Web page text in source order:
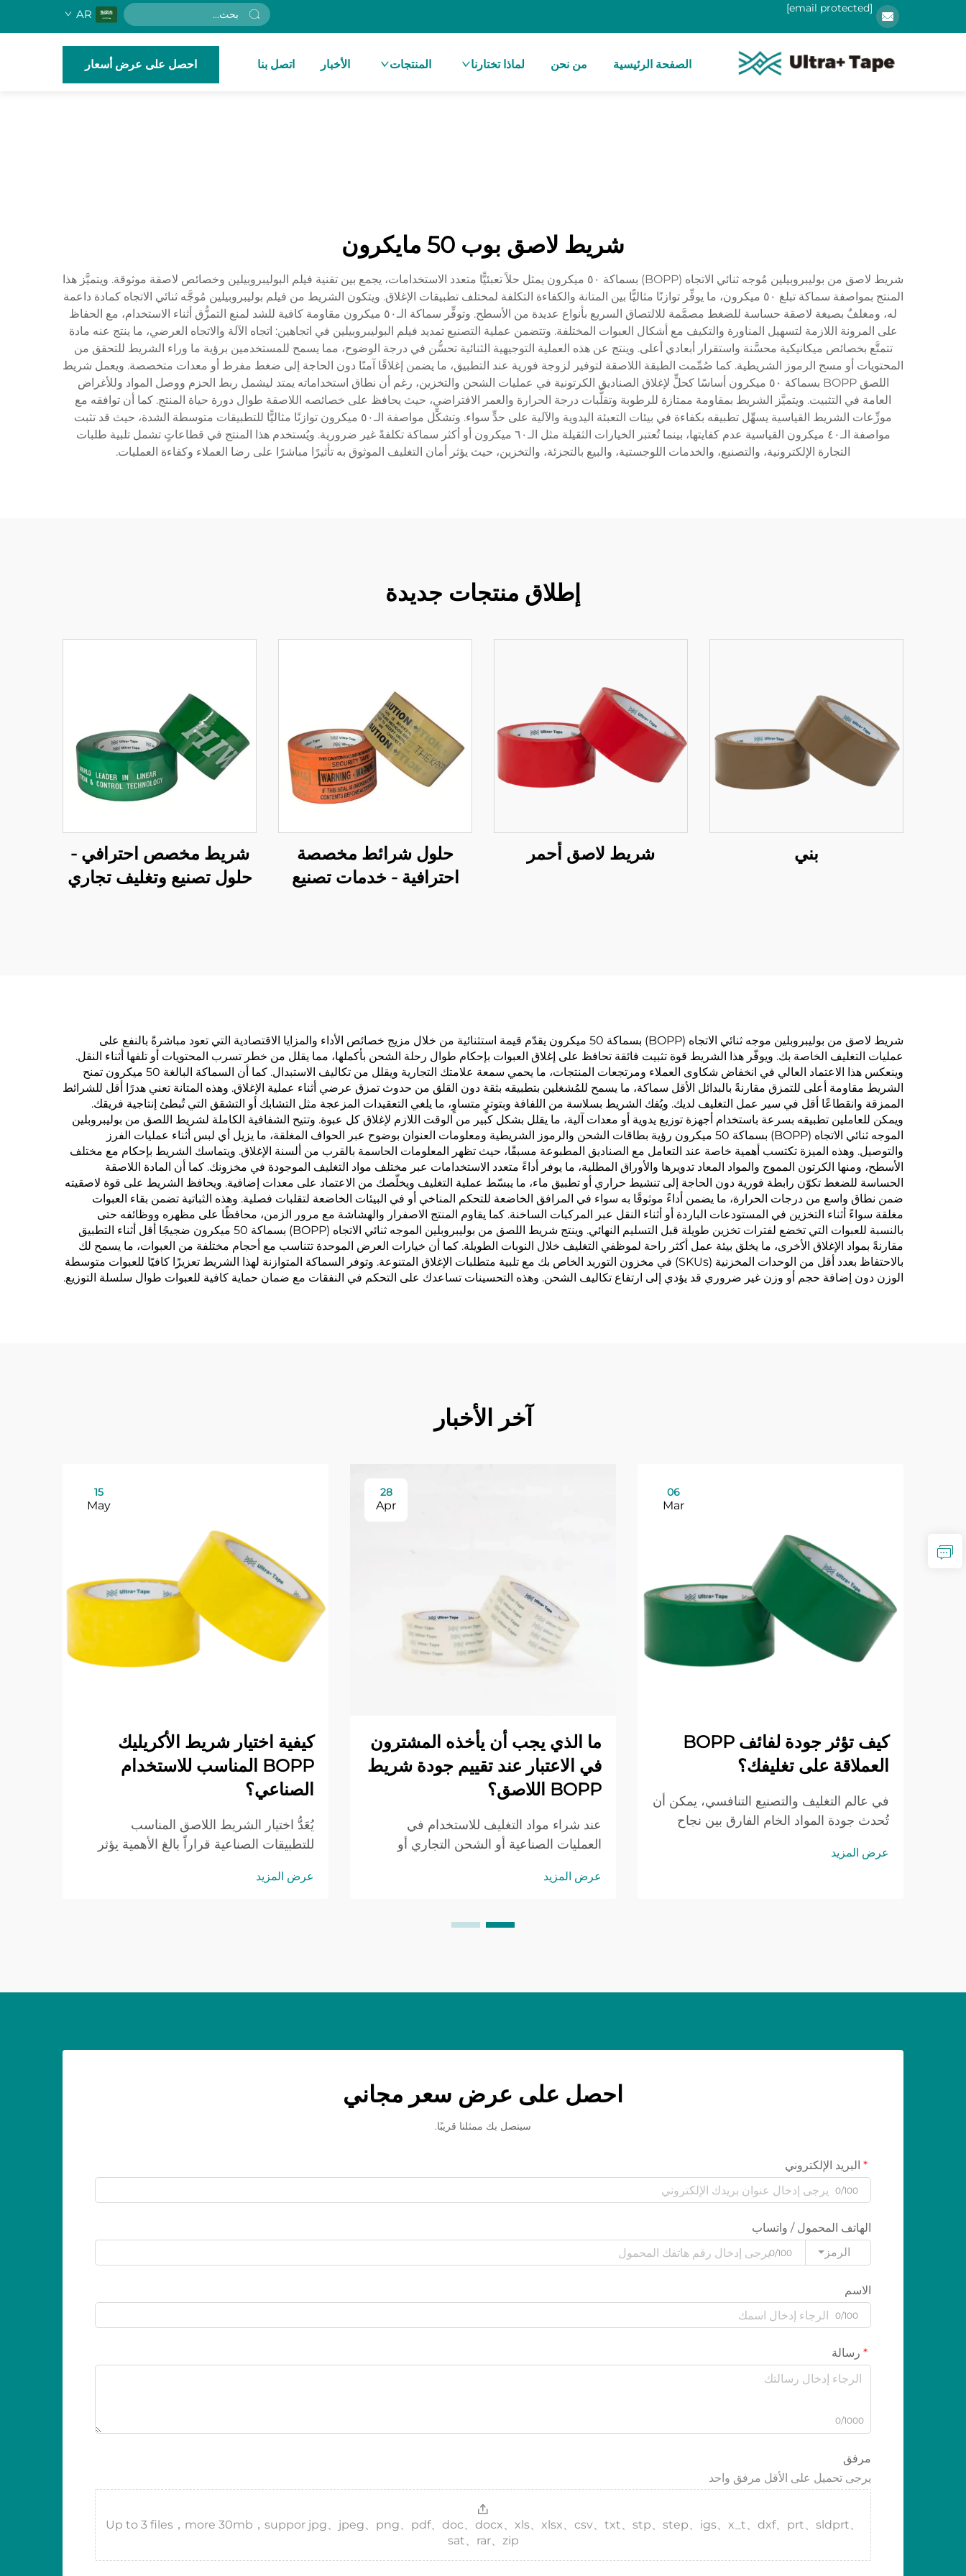
[email protected]
AR
الصفحة الرئيسية من نحن لماذا تختارنا المنتجات الأخبار اتصل بنا احصل على عرض أسعار
شريط لاصق بوب 50 مايكرون
شريط لاصق من بوليبروبيلين مُوجه ثنائي الاتجاه (BOPP) بسماكة ٥٠ ميكرون يمثل حلاً تعبئيًّا متعدد الاستخدامات، يجمع بين تقنية فيلم البوليبروبيلين وخصائص لاصقة موثوقة. ويتميَّز هذا
المنتج بمواصفة سماكة تبلغ ٥٠ ميكرون، ما يوفِّر توازنًا مثاليًّا بين المتانة والكفاءة التكلفة لمختلف تطبيقات الإغلاق. ويتكون الشريط من فيلم بوليبروبيلين مُوجَّه ثنائي الاتجاه كمادة داعمة
له، ومغلفٌ بصيغة لاصقة حساسة للضغط مصمَّمة للالتصاق السريع بأنواع عديدة من الأسطح. وتوفِّر سماكة الـ٥٠ ميكرون مقاومة كافية للشد لمنع التمزُّق أثناء الاستخدام، مع الحفاظ
على المرونة اللازمة لتسهيل المناورة والتكيف مع أشكال العبوات المختلفة. وتتضمن عملية التصنيع تمديد فيلم البوليبروبيلين في اتجاهين: اتجاه الآلة والاتجاه العرضي، ما ينتج عنه مادة
تتمتَّع بخصائص ميكانيكية محسَّنة واستقرار أبعادي أعلى. وينتج عن هذه العملية التوجيهية الثنائية تحسُّن في درجة الوضوح، مما يسمح للمستخدمين برؤية ما وراء الشريط للتحقق من
المحتويات أو مسح الرموز الشريطية. كما صُمِّمت الطبقة اللاصقة لتوفير لزوجة فورية عند التطبيق، ما يضمن إغلاقًا آمنًا دون الحاجة إلى ضغط مفرط أو معدات متخصصة. ويعمل شريط
اللصق BOPP بسماكة ٥٠ ميكرون أساسًا كحلٍّ لإغلاق الصناديق الكرتونية في عمليات الشحن والتخزين، رغم أن نطاق استخداماته يمتد ليشمل ربط الحزم ووصل المواد وللأغراض
العامة في التثبيت. ويتميَّز الشريط بمقاومة ممتازة للرطوبة وتقلُّبات درجة الحرارة والعمر الافتراضي، حيث يحافظ على خصائصه اللاصقة طوال دورة حياة المنتج. كما أن توافقه مع
موزِّعات الشريط القياسية يسهِّل تطبيقه بكفاءة في بيئات التعبئة اليدوية والآلية على حدٍّ سواء. وتشكِّل مواصفة الـ٥٠ ميكرون توازنًا مثاليًّا للتطبيقات متوسطة الشدة، حيث قد تثبت
مواصفة الـ٤٠ ميكرون القياسية عدم كفايتها، بينما تُعتبر الخيارات الثقيلة مثل الـ٦٠ ميكرون أو أكثر سماكة تكلفةً غير ضرورية. ويُستخدم هذا المنتج في قطاعاتٍ تشمل تلبية طلبات
التجارة الإلكترونية، والتصنيع، والخدمات اللوجستية، والبيع بالتجزئة، والتخزين، حيث يؤثر أمان التغليف الموثوق به تأثيرًا مباشرًا على رضا العملاء وكفاءة العمليات.
إطلاق منتجات جديدة
بني شريط لاصق أحمر
حلول شرائط مخصصة
احترافية - خدمات تصنيع
شريط مخصص احترافي -
حلول تصنيع وتغليف تجاري
شريط لاصق من بوليبروبلين موجه ثنائي الاتجاه (BOPP) بسماكة 50 ميكرون يقدّم قيمة استثنائية من خلال مزيج خصائص الأداء والمزايا الاقتصادية التي تعود مباشرةً بالنفع على
عمليات التغليف الخاصة بك. ويوفّر هذا الشريط قوة تثبيت فائقة تحافظ على إغلاق العبوات بإحكام طوال رحلة الشحن بأكملها، مما يقلل من خطر تسرب المحتويات أو تلفها أثناء النقل.
وينعكس هذا الاعتماد العالي في انخفاض شكاوى العملاء ومرتجعات المنتجات، ما يحمي سمعة علامتك التجارية ويقلل من تكاليف الاستبدال. كما أن السماكة البالغة 50 ميكرون تمنح
الشريط مقاومة أعلى للتمزق مقارنةً بالبدائل الأقل سماكة، ما يسمح للمُشغلين بتطبيقه بثقة دون القلق من حدوث تمزق عرضي أثناء عملية الإغلاق. وهذه المتانة تعني هدرًا أقل للشرائط
الممزقة وانقطاعًا أقل في سير عمل التغليف لديك. ويُفك الشريط بسلاسة من اللفافة وبتوترٍ متساوٍ، ما يلغي التعقيدات المزعجة مثل التشابك أو التشقق التي تُبطئ إنتاجية فريقك.
ويمكن للعاملين تطبيقه بسرعة باستخدام أجهزة توزيع يدوية أو معدات آلية، ما يقلل بشكل كبير من الوقت اللازم لإغلاق كل عبوة. وتتيح الشفافية الكاملة لشريط اللصق من بوليبروبلين
الموجه ثنائي الاتجاه (BOPP) بسماكة 50 ميكرون رؤية بطاقات الشحن والرموز الشريطية ومعلومات العنوان بوضوح عبر الحواف المغلقة، ما يزيل أي لبس أثناء عمليات الفرز
والتوصيل. وهذه الميزة تكتسب أهمية خاصة عند التعامل مع الصناديق المطبوعة مسبقًا، حيث تظهر المعلومات الحاسمة بالقرب من ألسنة الإغلاق. ويتماسك الشريط بإحكام مع مختلف
الأسطح، ومنها الكرتون المموج والمواد المعاد تدويرها والأوراق المطلية، ما يوفر أداءً متعدد الاستخدامات عبر مختلف مواد التغليف الموجودة في مخزونك. كما أن المادة اللاصقة
الحساسة للضغط تكوّن رابطة فورية دون الحاجة إلى تنشيط حراري أو تطبيق ماء، ما يبسّط عملية التغليف ويخلّصك من الاعتماد على معدات إضافية. ويحافظ الشريط على قوة لاصقيته
ضمن نطاق واسع من درجات الحرارة، ما يضمن أداءً موثوقًا به سواء في المرافق الخاضعة للتحكم المناخي أو في البيئات الخاضعة لتقلبات فصلية. وهذه الثباتية تضمن بقاء العبوات
مغلقة سواءً أثناء التخزين في المستودعات الباردة أو أثناء النقل عبر المركبات الساخنة. كما يقاوم المنتج الاصفرار والهشاشة مع مرور الزمن، محافظًا على مظهره ووظائفه حتى
بالنسبة للعبوات التي تخضع لفترات تخزين طويلة قبل التسليم النهائي. وينتج شريط اللصق من بوليبروبلين الموجه ثنائي الاتجاه (BOPP) بسماكة 50 ميكرون ضجيجًا أقل أثناء التطبيق
مقارنةً بمواد الإغلاق الأخرى، ما يخلق بيئة عمل أكثر راحة لموظفي التغليف خلال النوبات الطويلة. كما أن خيارات العرض الموحدة تتناسب مع أحجام مختلفة من العبوات، ما يسمح لك
بالاحتفاظ بعدد أقل من الوحدات المخزنية (SKUs) في مخزون التوريد الخاص بك مع تلبية متطلبات الإغلاق المتنوعة. وتوفر السماكة المتوازنة لهذا الشريط تعزيزًا كافيًا للعبوات متوسطة
الوزن دون إضافة حجم أو وزن غير ضروري قد يؤدي إلى ارتفاع تكاليف الشحن. وهذه التحسينات تساعدك على التحكم في النفقات مع ضمان حماية كافية للعبوات طوال سلسلة التوزيع.
آخر الأخبار
06
Mar
كيف تؤثر جودة لفائف BOPP
العملاقة على تغليفك؟
في عالم التغليف والتصنيع التنافسي، يمكن أن
تُحدث جودة المواد الخام الفارق بين نجاح
الشريط اللاصق، فإن الأساس يكمن في
عرض المزيد
28
Apr
ما الذي يجب أن يأخذه المشترون
في الاعتبار عند تقييم جودة شريط
BOPP اللاصق؟
عند شراء مواد التغليف للاستخدام في
العمليات الصناعية أو الشحن التجاري أو
جودة شريط لاصق البوليبروبلين المُمَدَّد
التشغيلية والفعالية من حيث التكلفة. ويعني
عرض المزيد
15
May
كيفية اختيار شريط الأكريليك
BOPP المناسب للاستخدام
الصناعي؟
يُعَدُّ اختيار الشريط اللاصق المناسب
للتطبيقات الصناعية قراراً بالغ الأهمية يؤثر
وإدارة التكاليف. ومن بين خيارات الشريط
عرض المزيد
احصل على عرض سعر مجاني
سيتصل بك ممثلنا قريبًا.
البريد الإلكتروني
0/100
الهاتف المحمول / واتساب
الرمز
0/100
الاسم
0/100
رسالة
0/1000
مرفق
يرجى تحميل على الأقل مرفق واحد
Up to 3 files，more 30mb，suppor jpg、jpeg、png、pdf、doc、docx、xls、xlsx、csv、txt、stp、step、igs、x_t、dxf、prt、sldprt、
sat、rar、zip